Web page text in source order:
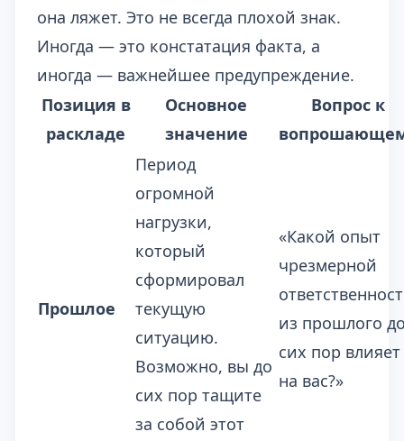
она ляжет. Это не всегда плохой знак.
Иногда — это констатация факта, а
иногда — важнейшее предупреждение.
Позиция в
раскладе
Основное
значение
Вопрос к
Прошлое
Период
огромной
нагрузки,
который
сформировал
текущую
ситуацию.
Возможно, вы до
сих пор тащите
за собой этот
«Какой опыт
чрезмерной
из прошлого
сих пор влияет
на вас?»